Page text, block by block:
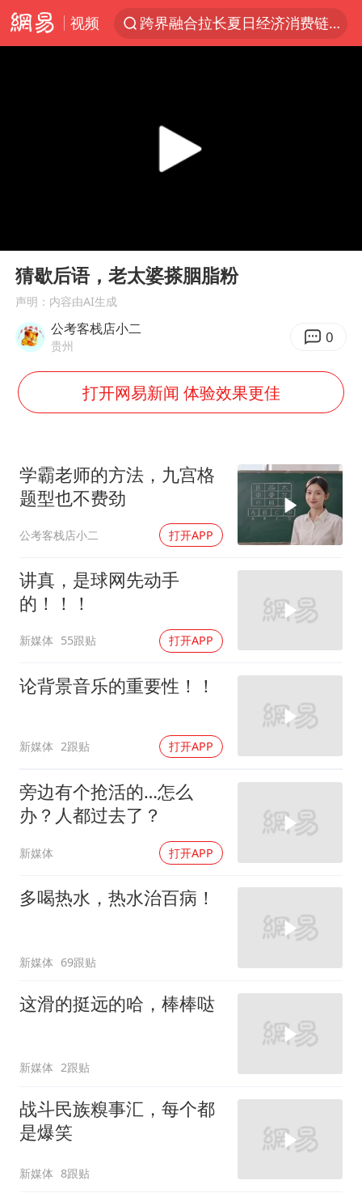
视频
跨界融合拉长夏日经济消费链条
“白海豚”最新位置公布
上海大部迎大暴雨
白海豚在海上打了个结
外国游客的“中国游三件套”火了
一周大涨超7% 金价为何突然上涨
央视新主播李秋莹孙亚鹏亮相
构建更高水平的全民健身公共服务体系
Play
猜歇后语，老太婆搽胭脂粉
声明：内容由AI生成
公考客栈店小二
贵州 0
打开网易新闻 体验效果更佳
学霸老师的方法，九宫格
题型也不费劲
公考客栈店小二 打开APP
讲真，是球网先动手
的！！！
新媒体 55跟贴 打开APP
论背景音乐的重要性！！
新媒体 2跟贴 打开APP
旁边有个抢活的…怎么
办？人都过去了？
新媒体 打开APP
多喝热水，热水治百病！
新媒体 69跟贴
这滑的挺远的哈，棒棒哒
新媒体 2跟贴
战斗民族糗事汇，每个都
是爆笑
新媒体 8跟贴